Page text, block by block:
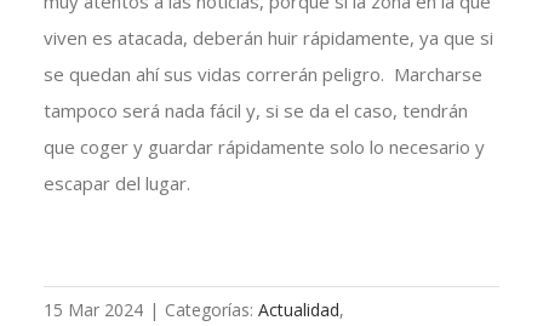
viven es atacada, deberán huir rápidamente, ya que si
se quedan ahí sus vidas correrán peligro. Marcharse
tampoco será nada fácil y, si se da el caso, tendrán
que coger y guardar rápidamente solo lo necesario y
escapar del lugar.
15 Mar 2024 | Categorías: Actualidad,